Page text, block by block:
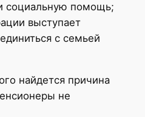
социальную помощь;
выступает
с семьей
найдется причина
не